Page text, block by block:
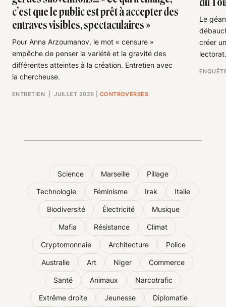
c’est que le public est prêt à accepter des
entraves visibles, spectaculaires »
Pour Anna Arzoumanov, le mot « censure »
empêche de penser la variété et la gravité des
différentes atteintes à la création. Entretien avec
la chercheuse.
ENTRETIEN| JUILLET 2026 CONTROVERSES
Le
créer
lectorat.
Science Marseille Pillage
Technologie Féminisme Irak Italie
Biodiversité Électricité Musique
Mafia Résistance Climat
Cryptomonnaie Architecture Police
Australie Art Niger Commerce
Santé Animaux Narcotrafic
Extrême droite Jeunesse Diplomatie